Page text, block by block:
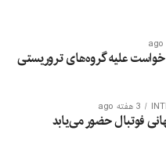
علیه گروه‌های تروریستی
3 هفته ago
فوتبال حضور می‌یابد